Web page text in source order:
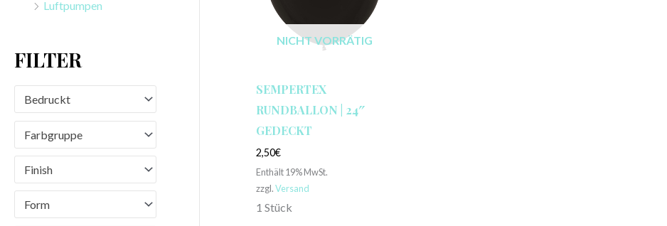
Luftpumpen
FILTER
Bedruckt
Farbgruppe
Finish
Form
NICHT VORRÄTIG
SEMPERTEX
RUNDBALLON | 24″
GEDECKT
2,50€
Enthält 19% MwSt.
zzgl.Versand
1 Stück